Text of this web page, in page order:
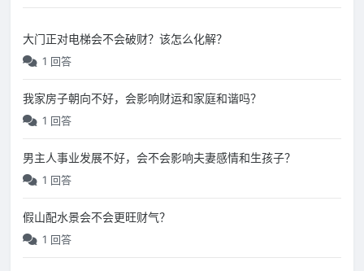
大门正对电梯会不会破财？该怎么化解？
1 回答
我家房子朝向不好，会影响财运和家庭和谐吗？
1 回答
男主人事业发展不好，会不会影响夫妻感情和生孩子？
1 回答
假山配水景会不会更旺财气？
1 回答